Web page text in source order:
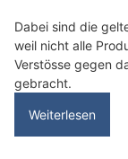
Dabei sind die
weil nicht alle
Verstösse gegen
gebracht.
Weiterlesen